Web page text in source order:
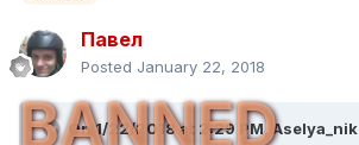
Павел
Posted January 22, 2018
BANNED
On 1/22/2018 at 2:29 PM, Aselya_nik